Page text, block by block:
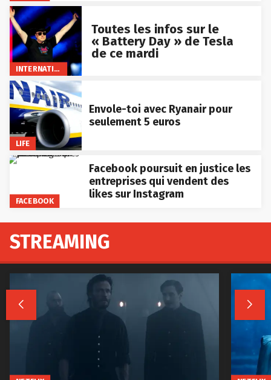
INTERNATIONAL
Toutes les infos sur le
« Battery Day » de Tesla
de ce mardi
LIFE
Envole-toi avec Ryanair pour
seulement 5 euros
FACEBOOK
Facebook poursuit en justice les
entreprises qui vendent des
likes sur Instagram
STREAMING
 